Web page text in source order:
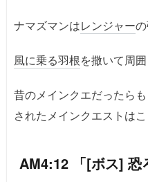
ナマズマンはレンジャー
風に乗る羽根を撒いて周囲
昔のメインクエだったら
されたメインクエストは
AM4:12 「[ボス] 恐